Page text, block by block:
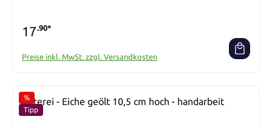
17.90*
Preise inkl. MwSt. zzgl. Versandkosten
Rabatt
%
Tipp
Osterei - Eiche geölt 10,5 cm hoch - handarbeit